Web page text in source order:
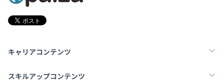
キャリアコンテンツ
転職・キャリア
スキルアップコンテンツ